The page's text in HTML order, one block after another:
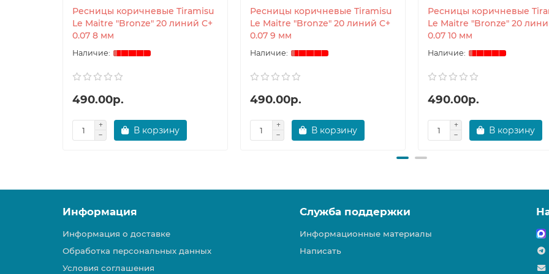
Ресницы коричневые Tiramisu
Le Maitre "Bronze" 20 линий C+
0.07 8 мм
490.00р.
В корзину
Ресницы коричневые Tiramisu
Le Maitre "Bronze" 20 линий C+
0.07 9 мм
490.00р.
В корзину
Ресницы коричневые
Le Maitre "Bronze" 20
0.07 10 мм
490.00р.
В корзину
Информация
Информация о доставке
Обработка персональных данных
Условия соглашения
Служба поддержки
Информационные материалы
Написать